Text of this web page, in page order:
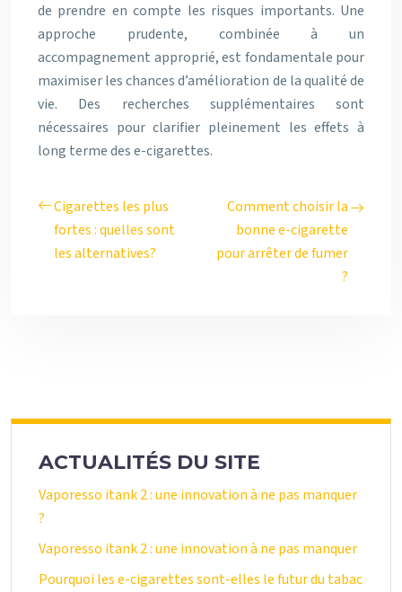
de prendre en compte les risques importants. Une
approche prudente, combinée à un
accompagnement approprié, est fondamentale pour
maximiser les chances d’amélioration de la qualité de
vie. Des recherches supplémentaires sont
nécessaires pour clarifier pleinement les effets à
long terme des e-cigarettes.
Cigarettes les plus
fortes : quelles sont
les alternatives?
Comment choisir la
bonne e-cigarette
pour arrêter de fumer
?
ACTUALITÉS DU SITE
Vaporesso itank 2 : une innovation à ne pas manquer
?
Vaporesso itank 2 : une innovation à ne pas manquer
Pourquoi les e-cigarettes sont-elles le futur du tabac